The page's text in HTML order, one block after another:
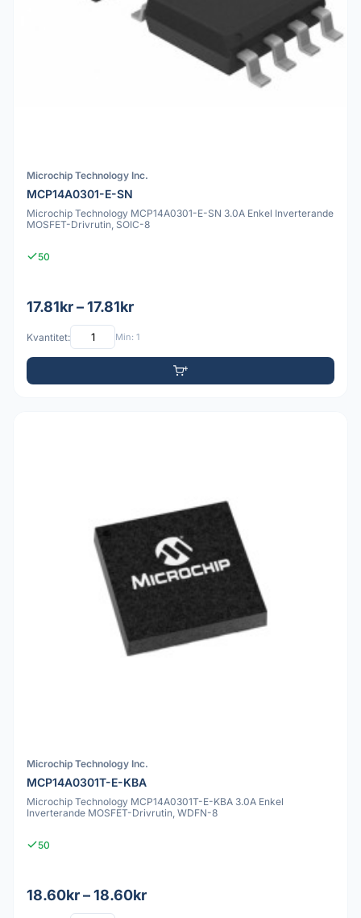
Microchip Technology Inc.
MCP14A0301-E-SN
Microchip Technology MCP14A0301-E-SN 3.0A Enkel Inverterande
MOSFET-Drivrutin, SOIC-8
50
17.81kr – 17.81kr
Kvantitet: Min: 1
Microchip Technology Inc.
MCP14A0301T-E-KBA
Microchip Technology MCP14A0301T-E-KBA 3.0A Enkel
Inverterande MOSFET-Drivrutin, WDFN-8
50
18.60kr – 18.60kr